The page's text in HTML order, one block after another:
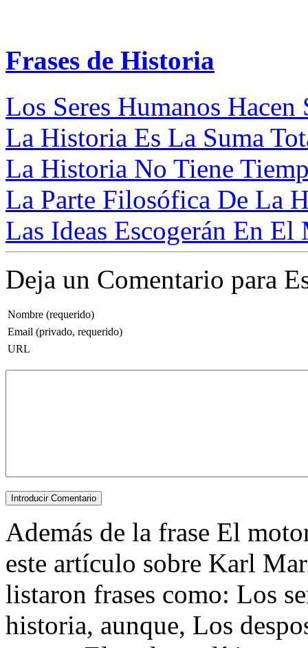
Frases de Historia
Los Seres Humanos
La Historia Es La Suma
La Historia No Tiene
La Parte Filosófica De La
Las Ideas Escogerán En
Deja un Comentario para
Nombre (requerido)
Email (privado, requerido)
URL
Además de la frase El
este artículo sobre Karl
listaron frases como: Los
historia, aunque, Los